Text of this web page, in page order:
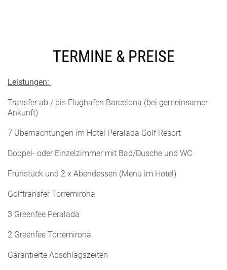
TERMINE & PREISE
Leistungen:
Transfer ab / bis Flughafen Barcelona (bei gemeinsamer
Ankunft)
7 Übernachtungen im Hotel Peralada Golf Resort
Doppel- oder Einzelzimmer mit Bad/Dusche und WC
Frühstück und 2 x Abendessen (Menü im Hotel)
Golftransfer Torremirona
3 Greenfee Peralada
2 Greenfee Torremirona
Garantierte Abschlagszeiten